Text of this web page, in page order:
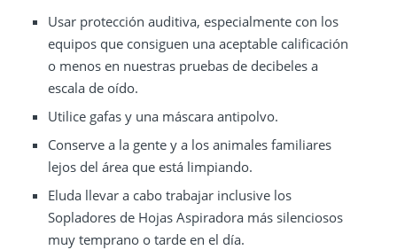
Usar protección auditiva, especialmente con los
equipos que consiguen una aceptable calificación
o menos en nuestras pruebas de decibeles a
escala de oído.
Utilice gafas y una máscaraantipolvo.
Conserve a la gente y a los animales familiares
lejos del área que está limpiando.
Eluda llevar a cabo trabajar inclusive los
Sopladores de Hojas Aspiradora más silenciosos
muy temprano o tarde en el día.